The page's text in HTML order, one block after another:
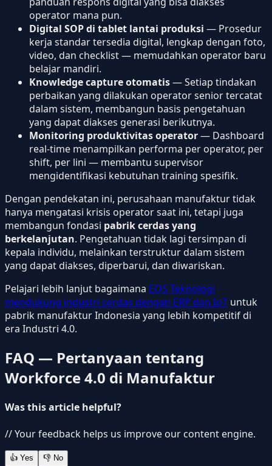
operator mana pun.
Digital SOP di tablet lantai produksi — Prosedur
kerja standar tersedia digital, lengkap dengan foto,
video, dan checklist — memudahkan operator baru
belajar mandiri.
Knowledge capture otomatis— Setiap tindakan
perbaikan yang dilakukan operator senior tercatat
dalam sistem, membangun basis pengetahuan
yang dapat diakses generasi berikutnya.
Monitoring produktivitas operator— Dashboard
real-time menampilkan performa per operator, per
shift, per lini — membantu supervisor
mengidentifikasi kebutuhan training spesifik.
Dengan pendekatan ini, perusahaan manufaktur tidak
hanya mengatasi krisis operator saat ini, tetapi juga
membangun fondasi pabrik cerdas yang
berkelanjutan. Pengetahuan tidak lagi tersimpan di
kepala individu, melainkan terstruktur dalam sistem
yang dapat diakses, diperbarui, dan diwariskan.
Pelajari lebih lanjut bagaimana EOS Teknologi
mendukung industri cerdas dengan ERP dan IoT untuk
pabrik manufaktur Indonesia yang lebih kompetitif di
era Industri 4.0.
FAQ — Pertanyaan tentang
Workforce 4.0 di Manufaktur
Was this article helpful?
// Your feedback helps us improve our content engine.
👍 Yes 👎 No